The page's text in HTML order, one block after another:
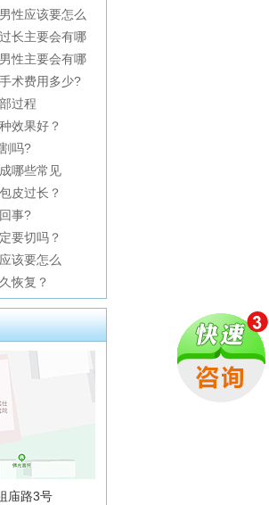
性应该要怎么
长主要会有哪
性主要会有哪
术费用多少?
过程
效果好？
吗?
哪些常见
皮过长？
事?
要切吗？
该要怎么
恢复？
庙路3号